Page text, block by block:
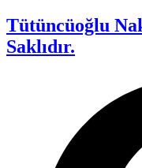
Tütüncüoğlu
Saklıdır.